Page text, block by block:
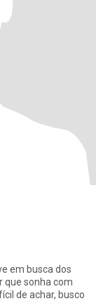
que sonha com
de achar, busco